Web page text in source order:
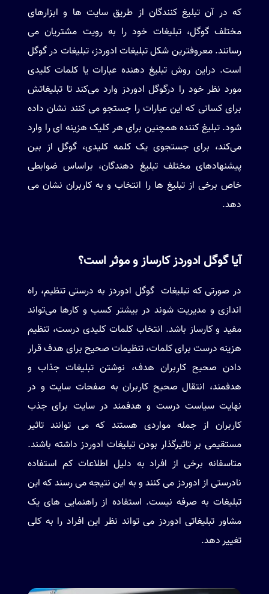
که در آن تبلیغ کنندگان از طریق سایت ها و ابزارهای
مختلف گوگل، تبلیغات خود را به رویت مشتریان می
رسانند. معروفترین شکل تبلیغات ادوردز، تبلیغات در گوگل
است. دراین روش تبلیغ دهنده عبارات یا کلمات کلیدی
مورد نظر خود را درگوگل ادوردز وارد می‌کند تا تبلیغاتش
برای کسانی که این عبارات را جستجو می کنند نشان داده
شود. تبلیغ کننده همچنین برای هر کلیک هزینه‌ ای را وارد
می‌کند، برای جستجوی یک کلمه کلیدی، گوگل از بین
پیشنهادهای مختلف تبلیغ دهندگان، براساس ضوابطی
خاص برخی از تبلیغ ها را انتخاب و به کاربران نشان می
دهد.
آیا گوگل ادوردز کارساز و موثر است؟
در صورتی که تبلیغات گوگل ادوردز به درستی تنظیم، راه
اندازی و مدیریت شوند در بیشتر کسب و کارها می‌تواند
مفید و کارساز باشد. انتخاب کلمات کلیدی درست، تنظیم
هزینه درست برای کلمات، تنظیمات صحیح برای هدف قرار
دادن صحیح کاربران هدف، نوشتن تبلیغات جذاب و
هدفمند، انتقال صحیح کاربران به صفحات سایت و در
نهایت سیاست درست و هدفمند در سایت برای جذب
کاربران از جمله مواردی هستند که می توانند تاثیر
مستقیمی بر تاثیرگذار بودن تبلیغات ادوردز داشته باشند.
متاسفانه برخی از افراد به دلیل اطلاعات کم استفاده
نادرستی از ادوردز می کنند و به این نتیجه می رسند که این
تبلیغات به صرفه نیست. استفاده از راهنمایی های یک
مشاور تبلیغاتی ادوردز می تواند نظر این افراد را به کلی
تغییر دهد.